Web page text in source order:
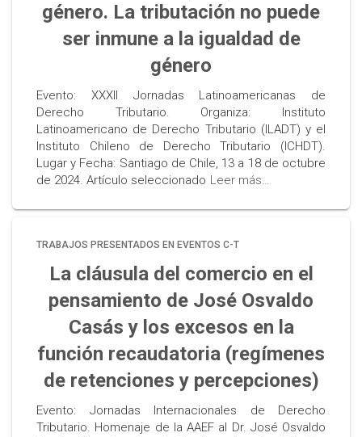
género. La tributación no puede
ser inmune a la igualdad de
género
Evento: XXXII Jornadas Latinoamericanas de
Derecho Tributario. Organiza: Instituto
Latinoamericano de Derecho Tributario (ILADT) y el
Instituto Chileno de Derecho Tributario (ICHDT).
Lugar y Fecha: Santiago de Chile, 13 a 18 de octubre
de 2024. Artículo seleccionado Leer más…
TRABAJOS PRESENTADOS EN EVENTOS C-T
La cláusula del comercio en el
pensamiento de José Osvaldo
Casás y los excesos en la
función recaudatoria (regímenes
de retenciones y percepciones)
Evento: Jornadas Internacionales de Derecho
Tributario. Homenaje de la AAEF al Dr. José Osvaldo